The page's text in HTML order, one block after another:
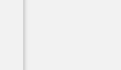
Constanta P 50 ml